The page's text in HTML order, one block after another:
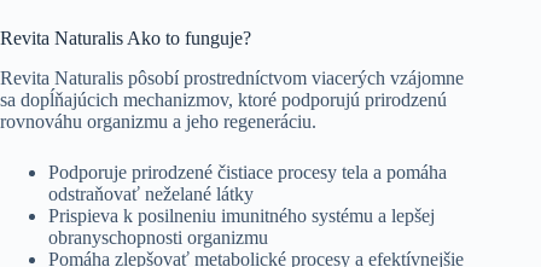
Revita Naturalis Ako to funguje?
Revita Naturalis pôsobí prostredníctvom viacerých vzájomne
sa dopĺňajúcich mechanizmov, ktoré podporujú prirodzenú
rovnováhu organizmu a jeho regeneráciu.
Podporuje prirodzené čistiace procesy tela a pomáha
odstraňovať neželané látky
Prispieva k posilneniu imunitného systému a lepšej
obranyschopnosti organizmu
Pomáha zlepšovať metabolické procesy a efektívnejšie